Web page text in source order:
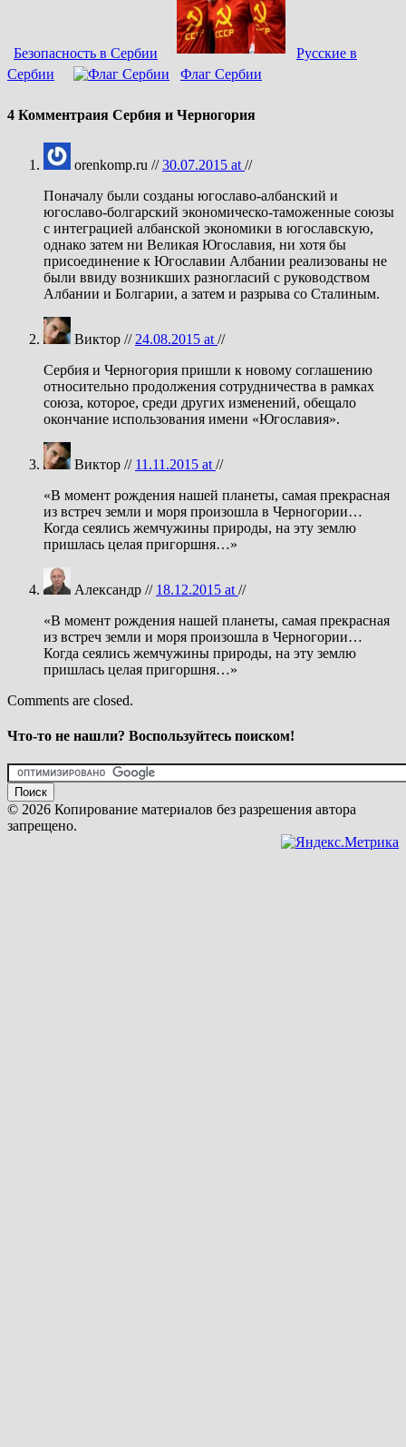
Безопасность в Сербии
Русские в
Сербии
Флаг Сербии
4 Комментраия Сербия и Черногория
orenkomp.ru //30.07.2015 at //
Поначалу были созданы югославо-албанский и
югославо-болгарский экономическо-таможенные союзы
с интеграцией албанской экономики в югославскую,
однако затем ни Великая Югославия, ни хотя бы
присоединение к Югославии Албании реализованы не
были ввиду возникших разногласий с руководством
Албании и Болгарии, а затем и разрыва со Сталиным.
Виктор // 24.08.2015 at //
Сербия и Черногория пришли к новому соглашению
относительно продолжения сотрудничества в рамках
союза, которое, среди других изменений, обещало
окончание использования имени «Югославия».
Виктор // 11.11.2015 at //
«В момент рождения нашей планеты, самая прекрасная
из встреч земли и моря произошла в Черногории…
Когда сеялись жемчужины природы, на эту землю
пришлась целая пригоршня…»
Александр // 18.12.2015 at //
«В момент рождения нашей планеты, самая прекрасная
из встреч земли и моря произошла в Черногории…
Когда сеялись жемчужины природы, на эту землю
пришлась целая пригоршня…»
Comments are closed.
Что-то не нашли? Воспользуйтесь поиском!
© 2026 Копирование материалов без разрешения автора
запрещено.